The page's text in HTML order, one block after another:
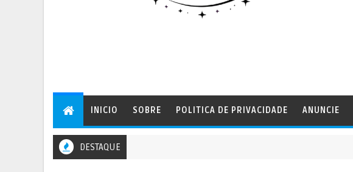
INICIO SOBRE POLITICA DE PRIVACIDADE ANUNCIE
DESTAQUE